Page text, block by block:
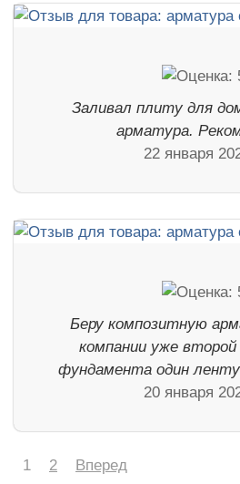
Заливал плиту для
арматура.
22 января
Беру композитную
компании уже второй
фундамента один
20 января
1 2 Вперед